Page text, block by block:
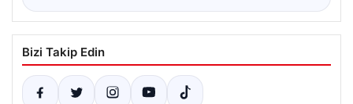
Bizi Takip Edin